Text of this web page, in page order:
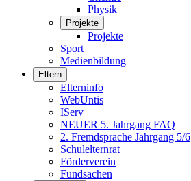
Physik
Projekte
Projekte
Sport
Medienbildung
Eltern
Elterninfo
WebUntis
IServ
NEUER 5. Jahrgang FAQ
2. Fremdsprache Jahrgang 5/6
Schulelternrat
Förderverein
Fundsachen